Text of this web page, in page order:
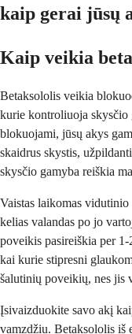
kaip gerai jūsų
Kaip veikia
Betaksololis veikia
kurie kontroliuoja skysčio
blokuojami, jūsų akys
skaidrus skystis,
skysčio gamyba reiškia
Vaistas laikomas
kelias valandas po jo
poveikis pasireiškia per
kai kurie stipresni
šalutinių poveikių, nes jis
Įsivaizduokite savo akį
vamzdžiu. Betaksololis iš